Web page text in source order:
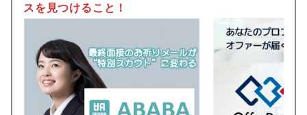
スを見つけること！